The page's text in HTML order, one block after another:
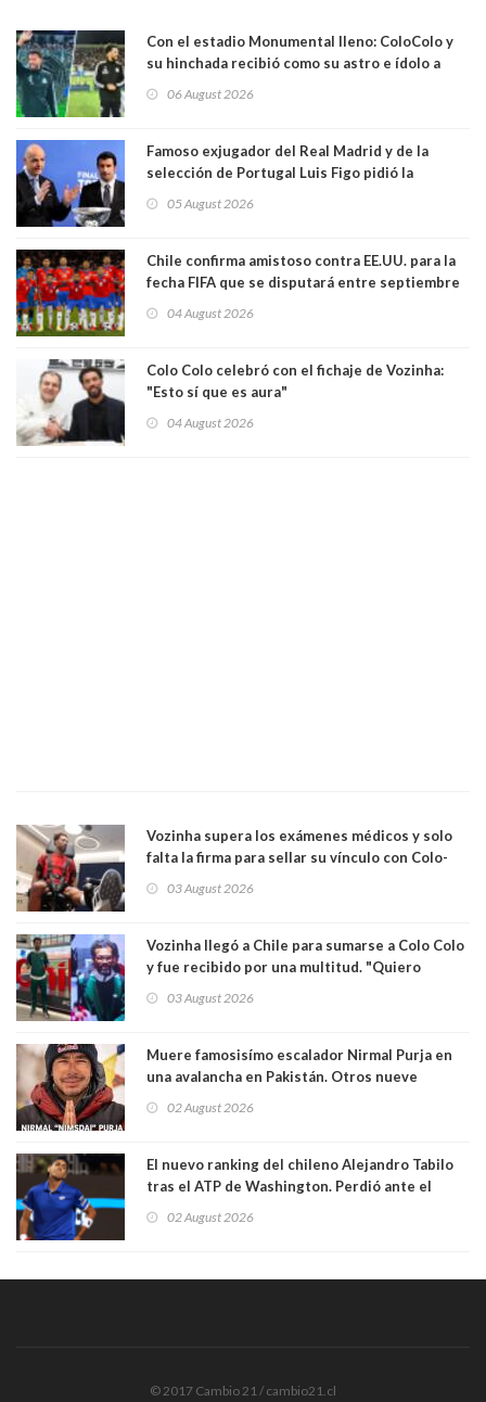
Con el estadio Monumental lleno: ColoColo y
su hinchada recibió como su astro e ídolo a
06 August 2026
Famoso exjugador del Real Madrid y de la
selección de Portugal Luis Figo pidió la
comportamiento más bajo y cobarde que he
05 August 2026
Chile confirma amistoso contra EE.UU. para la
fecha FIFA que se disputará entre septiembre
04 August 2026
Colo Colo celebró con el fichaje de Vozinha:
"Esto sí que es aura"
04 August 2026
Vozinha supera los exámenes médicos y solo
falta la firma para sellar su vínculo con Colo-
03 August 2026
Vozinha llegó a Chile para sumarse a Colo Colo
y fue recibido por una multitud. "Quiero
hinchas"
03 August 2026
Muere famosisímo escalador Nirmal Purja en
una avalancha en Pakistán. Otros nueve
02 August 2026
El nuevo ranking del chileno Alejandro Tabilo
tras el ATP de Washington. Perdió ante el
02 August 2026
© 2017 Cambio 21 / cambio21.cl